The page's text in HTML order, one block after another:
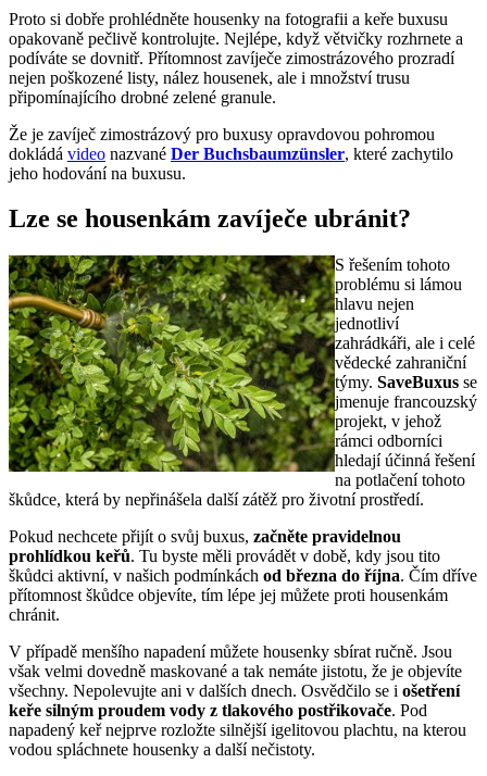
Proto si dobře prohlédněte housenky na fotografii a keře buxusu
opakovaně pečlivě kontrolujte. Nejlépe, když větvičky rozhrnete a
podíváte se dovnitř. Přítomnost zavíječe zimostrázového prozradí
nejen poškozené listy, nález housenek, ale i množství trusu
připomínajícího drobné zelené granule.
Že je zavíječ zimostrázový pro buxusy opravdovou pohromou
dokládá video nazvané Der Buchsbaumzünsler, které zachytilo
jeho hodování na buxusu.
Lze se housenkám zavíječe ubránit?
S řešením tohoto
problému si lámou
hlavu nejen
jednotliví
zahrádkáři, ale i celé
vědecké zahraniční
týmy. SaveBuxus se
jmenuje francouzský
projekt, v jehož
rámci odborníci
hledají účinná řešení
na potlačení tohoto
škůdce, která by nepřinášela další zátěž pro životní prostředí.
Pokud nechcete přijít o svůj buxus, začněte pravidelnou
prohlídkou keřů. Tu byste měli provádět v době, kdy jsou tito
škůdci aktivní, v našich podmínkách od března do října. Čím dříve
přítomnost škůdce objevíte, tím lépe jej můžete proti housenkám
chránit.
V případě menšího napadení můžete housenky sbírat ručně. Jsou
však velmi dovedně maskované a tak nemáte jistotu, že je objevíte
všechny. Nepolevujte ani v dalších dnech. Osvědčilo se i ošetření
keře silným proudem vody z tlakového postřikovače. Pod
napadený keř nejprve rozložte silnější igelitovou plachtu, na kterou
vodou spláchnete housenky a další nečistoty.